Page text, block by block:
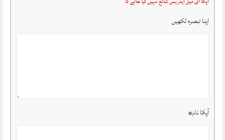
اپنا تبصرہ لکھیں
آپکا نام*